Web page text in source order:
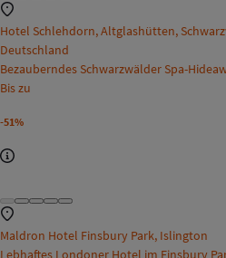
Hotel Schlehdorn, Altglashütten,
Deutschland
Bezauberndes Schwarzwälder Spa-
Bis zu
-51%
Maldron Hotel Finsbury Park, Islington
Lebhaftes Londoner Hotel im Finsbury